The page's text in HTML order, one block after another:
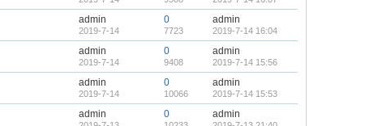
admin
2019-7-14
0
7723
admin
2019-7-14 16:04
admin
2019-7-14
0
9408
admin
2019-7-14 15:56
admin
2019-7-14
0
10066
admin
2019-7-14 15:53
admin 0 admin